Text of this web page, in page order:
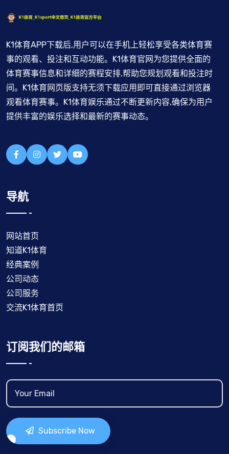
K1体育APP下载后,用户可以在手机上轻松享受各类体育赛
事的观看、投注和互动功能。K1体育官网为您提供全面的
体育赛事信息和详细的赛程安排,帮助您规划观看和投注时
间。K1体育网页版支持无须下载应用即可直接通过浏览器
观看体育赛事。K1体育娱乐通过不断更新内容,确保为用户
提供丰富的娱乐选择和最新的赛事动态。
导航
网站首页
知道K1体育
经典案例
公司动态
公司服务
交流K1体育首页
订阅我们的邮箱
Subscribe Now